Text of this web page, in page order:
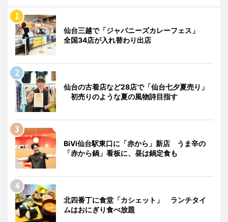
仙台三越で「ジャパニーズカレーフェス」
全国34店が入れ替わり出店
仙台の古着店など28店で「仙台七夕夏売り」
初売りのような夏の風物詩目指す
BiVi仙台駅東口に「赤から」新店 うま辛の
「赤から鍋」看板に、昼は鍋定食も
北四番丁に食堂「カシェット」 ランチタイ
ムはおにぎり食べ放題